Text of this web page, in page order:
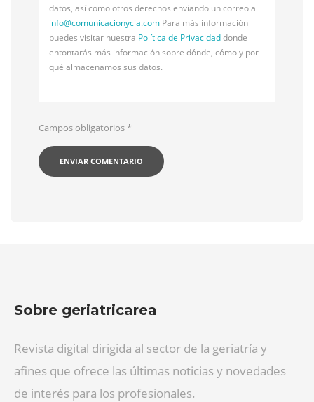
datos, así como otros derechos enviando un correo a
info@comunicacionycia.com Para más información
puedes visitar nuestra Política de Privacidaddonde
entontarás más información sobre dónde, cómo y por
qué almacenamos sus datos.
Campos obligatorios*
Sobre geriatricarea
Revista digital dirigida al sector de la geriatría y
afines que ofrece las últimas noticias y novedades
de interés para los profesionales.